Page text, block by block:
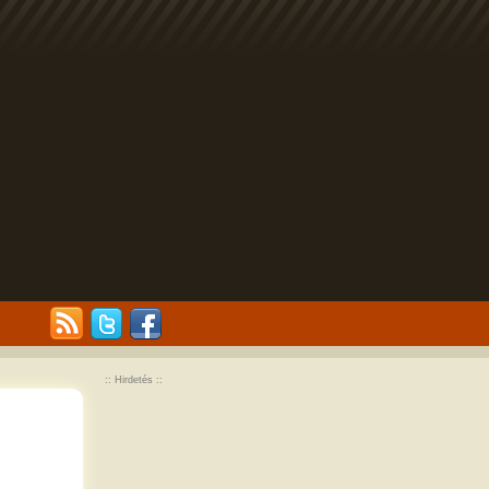
:: Hirdetés ::